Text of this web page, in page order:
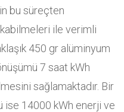
bu süreçten
ile verimli
450 gr alüminyum
7 saat kWh
sağlamaktadır. Bir
ise 14000 kWh enerji ve